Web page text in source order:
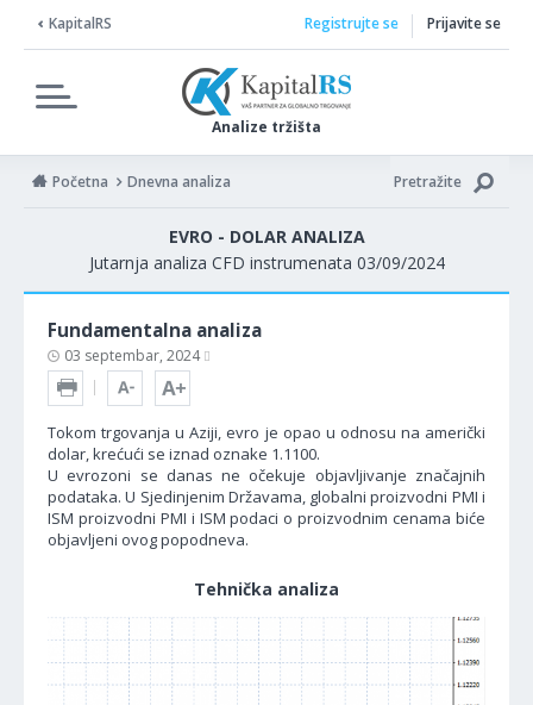
KapitalRS
Analize tržišta
Registrujte se Prijavite se
Početna Dnevna analiza Pretražite
EVRO - DOLAR ANALIZA
Jutarnja analiza CFD instrumenata 03/09/2024
Fundamentalna analiza
03 septembar, 2024
Tokom trgovanja u Aziji, evro je opao u odnosu na američki
dolar, krećući se iznad oznake 1.1100.
U evrozoni se danas ne očekuje objavljivanje značajnih
podataka. U Sjedinjenim Državama, globalni proizvodni PMI i
ISM proizvodni PMI i ISM podaci o proizvodnim cenama biće
objavljeni ovog popodneva.
Tehnička analiza